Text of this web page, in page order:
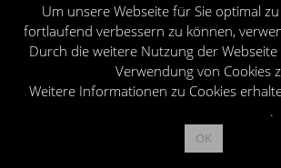
Um unsere Webseite für Sie optimal
fortlaufend verbessern zu können,
Durch die weitere Nutzung der
Verwendung von Cookies
Weitere Informationen zu Cookies
.
OK